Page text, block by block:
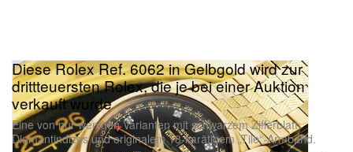
Diese Rolex Ref. 6062 in Gelbgold wird zur
drittteuersten Rolex, die je bei einer Auktion
verkauft wurde
Eine von nur wenigen Varianten mit schwarzem Zifferblatt,
Diamantindizes und originalem 18-karätigem „Tile“-Armband.